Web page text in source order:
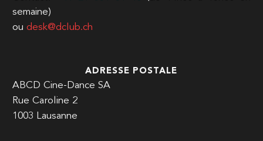
semaine)
ou desk@dclub.ch
ADRESSE POSTALE
ABCD Cine-Dance SA
Rue Caroline 2
1003 Lausanne